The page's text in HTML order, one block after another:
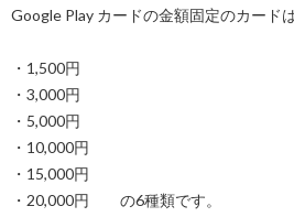
Google Play カードの金額固定のカードは
・1,500円
・3,000円
・5,000円
・10,000円
・15,000円
・20,000円 の6種類です。